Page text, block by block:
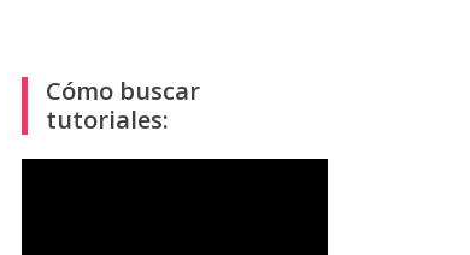
Cómo buscar
tutoriales: